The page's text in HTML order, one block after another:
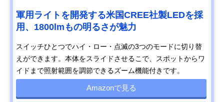
軍用ライトを開発する米国CREE社製LEDを採
用、1800lmもの明るさが魅力
スイッチひとつでハイ・ロー・点滅の3つのモードに切り替
えができます。本体をスライドさせるこで、スポットからワ
イドまで照射範囲を調節できるズーム機能付きです。
Amazonで見る